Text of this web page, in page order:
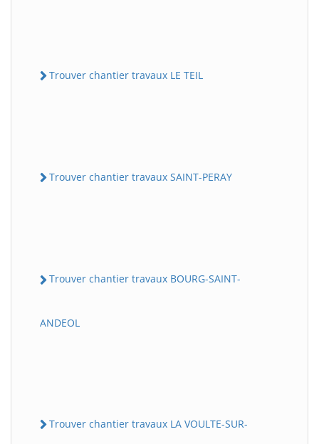
Trouver chantier travaux LE TEIL
Trouver chantier travaux SAINT-PERAY
Trouver chantier travaux BOURG-SAINT-
ANDEOL
Trouver chantier travaux LA VOULTE-SUR-